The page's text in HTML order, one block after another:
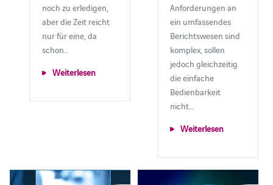
noch zu erledigen,
aber die Zeit reicht
nur für eine, da
schon…
Weiterlesen
Anforderungen an
ein umfassendes
Berichtswesen sind
komplex, sollen
jedoch gleichzeitig
die einfache
Bedienbarkeit
nicht…
Weiterlesen